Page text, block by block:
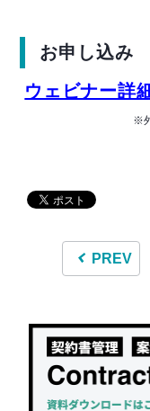
お申し込み
ウェビナー詳
※
PREV